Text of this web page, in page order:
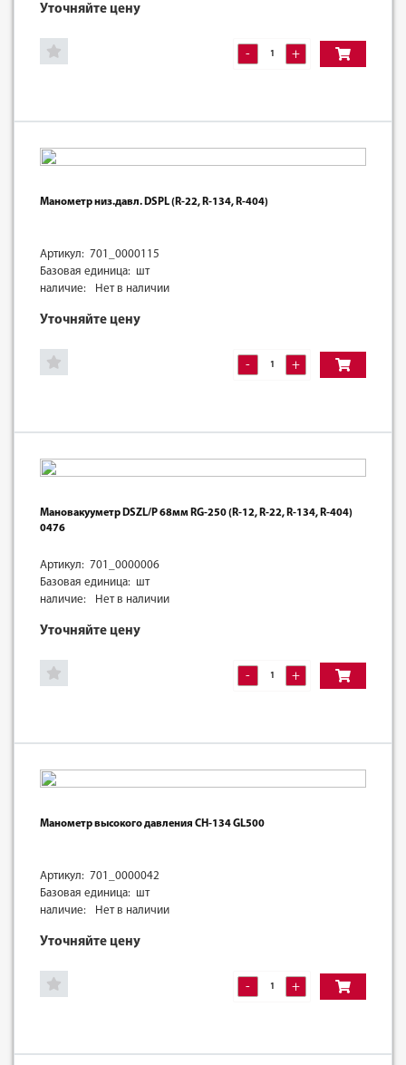
Уточняйте цену
- +
Манометр низ.давл. DSРL (R-22, R-134, R-404)
Артикул: 701_0000115
Базовая единица: шт
наличие:
Нет в наличии
Уточняйте цену
- +
Мановакууметр DSZL/P 68мм RG-250 (R-12, R-22, R-134, R-404)
0476
Артикул: 701_0000006
Базовая единица: шт
наличие:
Нет в наличии
Уточняйте цену
- +
Манометр высокого давления CH-134 GL500
Артикул: 701_0000042
Базовая единица: шт
наличие:
Нет в наличии
Уточняйте цену
- +